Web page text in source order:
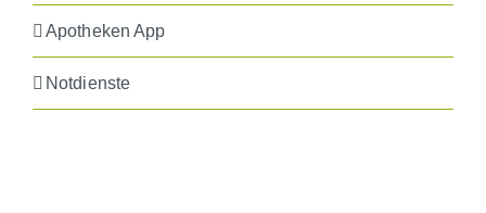
Apotheken App
Notdienste